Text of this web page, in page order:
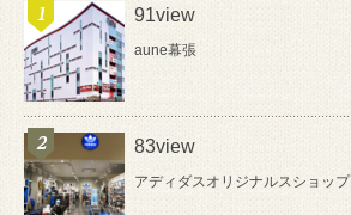
91view
aune幕張
83view
アディダスオリジナルスショップ